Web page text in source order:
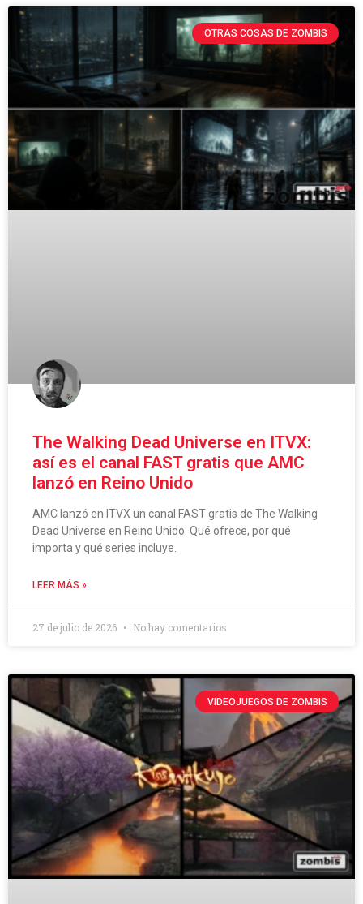
OTRAS COSAS DE ZOMBIS
The Walking Dead Universe en ITVX:
así es el canal FAST gratis que AMC
lanzó en Reino Unido
AMC lanzó en ITVX un canal FAST gratis de The Walking
Dead Universe en Reino Unido. Qué ofrece, por qué
importa y qué series incluye.
LEER MÁS »
27 de julio de 2026 No hay comentarios
VIDEOJUEGOS DE ZOMBIS